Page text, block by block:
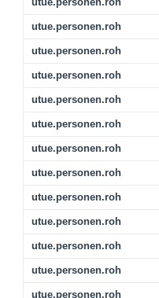
utue.personen.roh
utue.personen.roh
utue.personen.roh
utue.personen.roh
utue.personen.roh
utue.personen.roh
utue.personen.roh
utue.personen.roh
utue.personen.roh
utue.personen.roh
utue.personen.roh
utue.personen.roh